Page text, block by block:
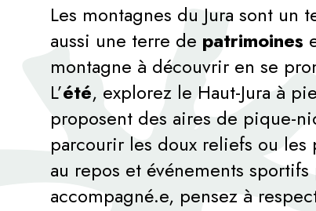
Les montagnes du Jura sont un
aussi une terre de patrimoines
montagne à découvrir en se
L’été, explorez le Haut-Jura à
proposent des aires de pique-
parcourir les doux reliefs ou
au repos et événements
accompagné.e, pensez à